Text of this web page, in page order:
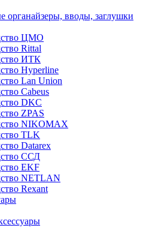
органайзеры, вводы, заглушки
ЦМО
Rittal
ИТК
Hyperline
Lan Union
Cabeus
DKC
ZPAS
NIKOMAX
TLK
Datarex
ССД
EKF
NETLAN
Rexant